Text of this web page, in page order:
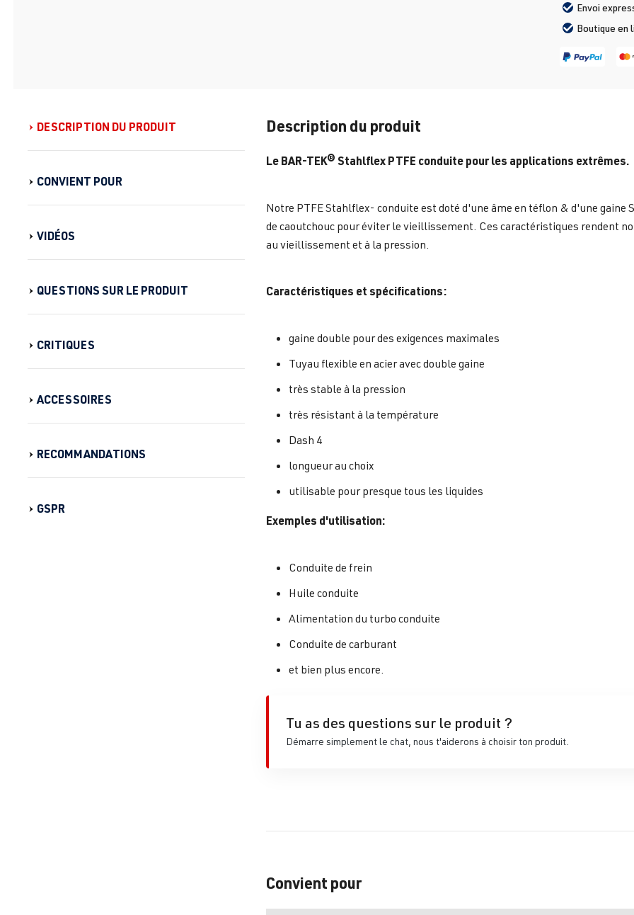
Envoi
Boutique en
DESCRIPTION DU PRODUIT
CONVIENT POUR
VIDÉOS
QUESTIONS SUR LE PRODUIT
CRITIQUES
ACCESSOIRES
RECOMMANDATIONS
GSPR
Description du produit
Le BAR-TEK® Stahlflex PTFE conduite pour les applications extrêmes.
Notre PTFE Stahlflex- conduite est doté d'une âme en téflon & d'une
de caoutchouc pour éviter le vieillissement. Ces caractéristiques rendent
au vieillissement et à la pression.
Caractéristiques et spécifications:
gaine double pour des exigences maximales
Tuyau flexible en acier avec double gaine
très stable à la pression
très résistant à la température
Dash 4
longueur au choix
utilisable pour presque tous les liquides
Exemples d'utilisation:
Conduite de frein
Huile conduite
Alimentation du turbo conduite
Conduite de carburant
et bien plus encore.
Tu as des questions sur le produit ?
Démarre simplement le chat, nous t'aiderons à choisir ton produit.
Convient pour